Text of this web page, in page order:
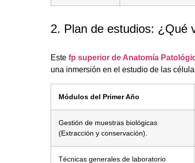
2. Plan de estudios: ¿Qué
Este fp superior de Anatomía
una inmersión en el estudio de las
Módulos del Primer Año
Gestión de muestras biológicas
(Extracción y conservación).
Técnicas generales de laboratorio